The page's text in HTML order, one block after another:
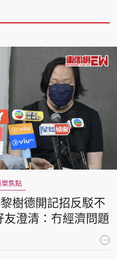
樂焦點
樹德開記招反駁不
澄清：冇經濟問題